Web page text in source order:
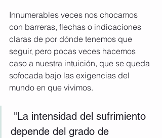
Innumerables veces nos chocamos
con barreras, flechas o indicaciones
claras de por dónde tenemos que
seguir, pero pocas veces hacemos
caso a nuestra intuición, que se queda
sofocada bajo las exigencias del
mundo en que vivimos.
​ "La intensidad del sufrimiento
depende del grado de